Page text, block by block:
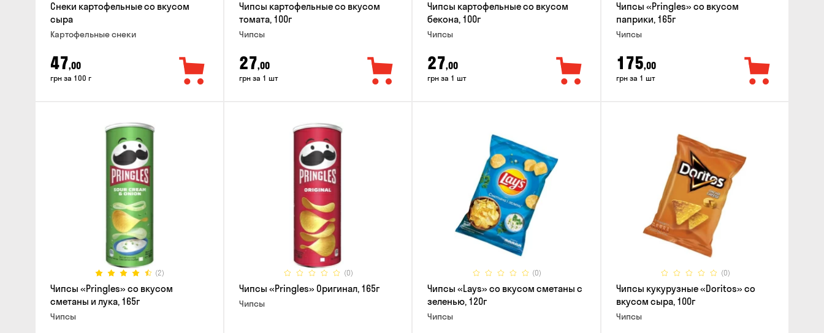
Снеки картофельные со вкусом
сыра
Картофельные снеки
47,00
грн за 100 г
Чипсы картофельные со вкусом
томата, 100г
Чипсы
27,00
грн за 1 шт
Чипсы картофельные со вкусом
бекона, 100г
Чипсы
27,00
грн за 1 шт
Чипсы «Pringles» со вкусом
паприки, 165г
Чипсы
175,00
грн за 1 шт
(2)
Чипсы «Pringles» со вкусом
сметаны и лука, 165г
Чипсы
(0)
Чипсы «Pringles» Оригинал, 165г
Чипсы
(0)
Чипсы «Lays» со вкусом сметаны с
зеленью, 120г
Чипсы
(0)
Чипсы кукурузные «Doritos» со
вкусом сыра, 100г
Чипсы